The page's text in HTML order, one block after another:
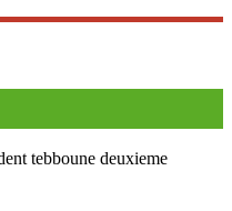
tebboune deuxieme